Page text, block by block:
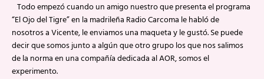
Todo empezó cuando un amigo nuestro que presenta el programa
“El Ojo del Tigre” en la madrileña Radio Carcoma le habló de
nosotros a Vicente, le enviamos una maqueta y le gustó. Se puede
decir que somos junto a algún que otro grupo los que nos salimos
de la norma en una compañía dedicada al AOR, somos el
experimento.